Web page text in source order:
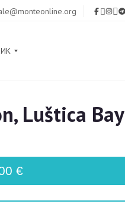
Luštica Bay
€